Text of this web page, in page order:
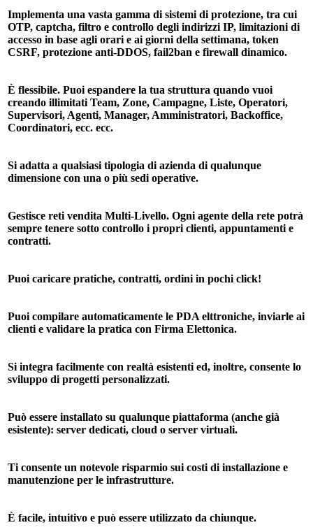
Implementa una vasta gamma di sistemi di protezione, tra cui
OTP, captcha, filtro e controllo degli indirizzi IP, limitazioni di
accesso in base agli orari e ai giorni della settimana, token
CSRF, protezione anti-DDOS, fail2ban e firewall dinamico.
È flessibile. Puoi espandere la tua struttura quando vuoi
creando illimitati Team, Zone, Campagne, Liste, Operatori,
Supervisori, Agenti, Manager, Amministratori, Backoffice,
Coordinatori, ecc. ecc.
Si adatta a qualsiasi tipologia di azienda di qualunque
dimensione con una o più sedi operative.
Gestisce reti vendita Multi-Livello. Ogni agente della rete potrà
sempre tenere sotto controllo i propri clienti, appuntamenti e
contratti.
Puoi caricare pratiche, contratti, ordini in pochi click!
Puoi compilare automaticamente le PDA elttroniche, inviarle ai
clienti e validare la pratica con Firma Elettonica.
Si integra facilmente con realtà esistenti ed, inoltre, consente lo
sviluppo di progetti personalizzati.
Può essere installato su qualunque piattaforma (anche già
esistente): server dedicati, cloud o server virtuali.
Ti consente un notevole risparmio sui costi di installazione e
manutenzione per le infrastrutture.
È facile, intuitivo e può essere utilizzato da chiunque.